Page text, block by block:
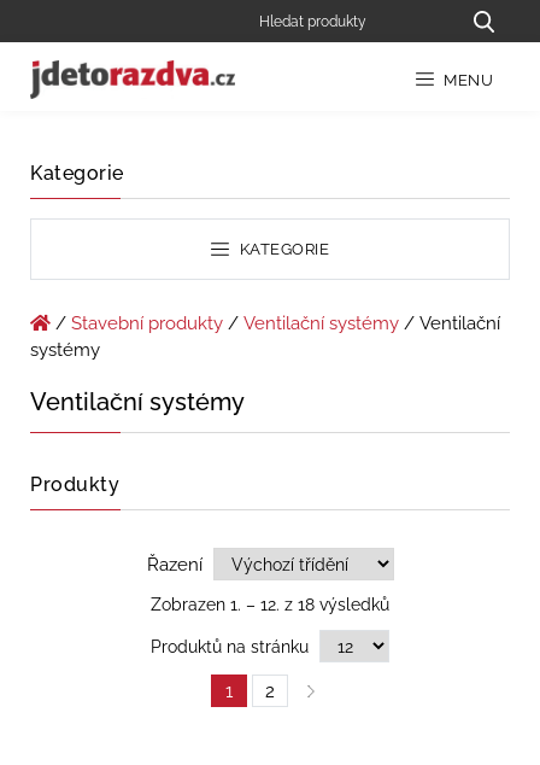
MENU
Kategorie
KATEGORIE
/ Stavební produkty / Ventilační systémy / Ventilační
systémy
Ventilační systémy
Produkty
Řazení
Zobrazen 1. – 12. z 18 výsledků
Produktů na stránku
1 2